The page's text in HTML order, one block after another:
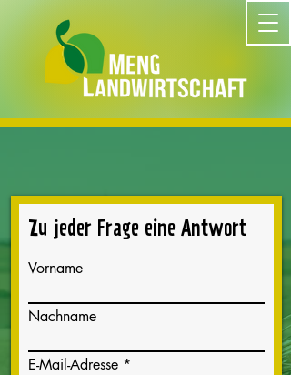
Zu jeder Frage eine Antwort
Vorname
Nachname
E-Mail-Adresse